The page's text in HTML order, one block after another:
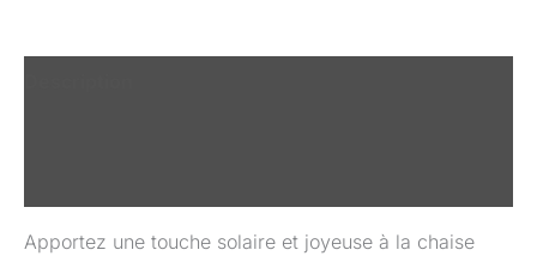
Apportez une touche solaire et joyeuse à la chaise